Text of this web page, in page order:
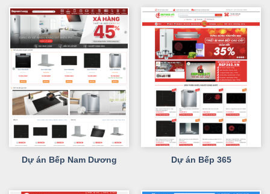
Dự án Bếp Nam Dương Dự án Bếp 365